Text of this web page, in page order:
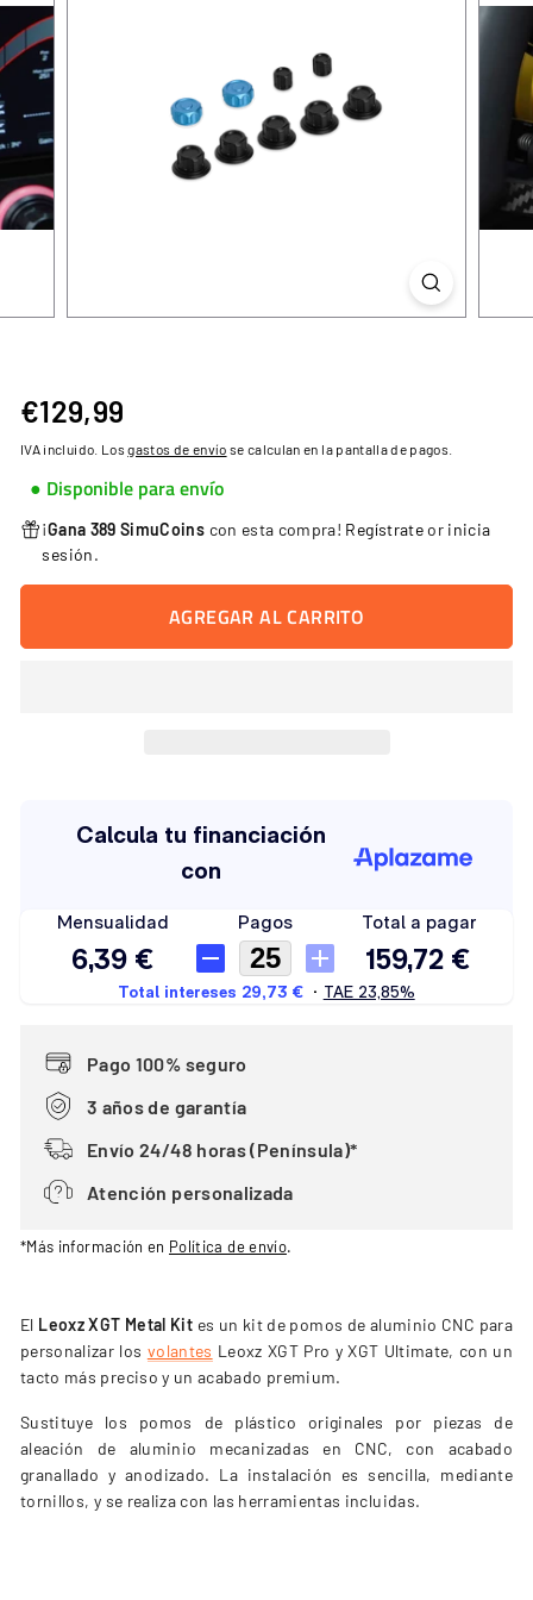
Precio
habitual
€129,99
IVA incluido. Losgastos de envío se calculan en la pantalla de pagos.
● Disponible para envío
¡Gana 389 SimuCoins con esta compra! Regístrateor inicia
sesión.
AGREGAR AL CARRITO
Pago 100% seguro
3 años de garantía
Envío 24/48 horas (Península)*
Atención personalizada
*Más información en Política de envío.
El Leoxz XGT Metal Kit es un kit de pomos de aluminio CNC para
personalizar los volantes Leoxz XGT Pro y XGT Ultimate, con un
tacto más preciso y un acabado premium.
Sustituye los pomos de plástico originales por piezas de
aleación de aluminio mecanizadas en CNC, con acabado
granallado y anodizado. La instalación es sencilla, mediante
tornillos, y se realiza con las herramientas incluidas.